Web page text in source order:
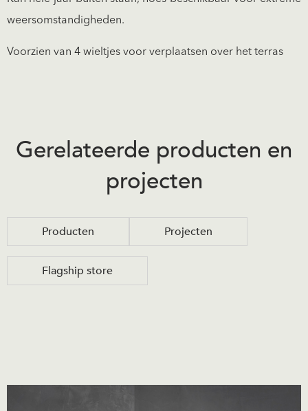
weersomstandigheden.
Voorzien van 4 wieltjes voor verplaatsen over het terras
Gerelateerde producten en
projecten
Producten Projecten
Flagship store